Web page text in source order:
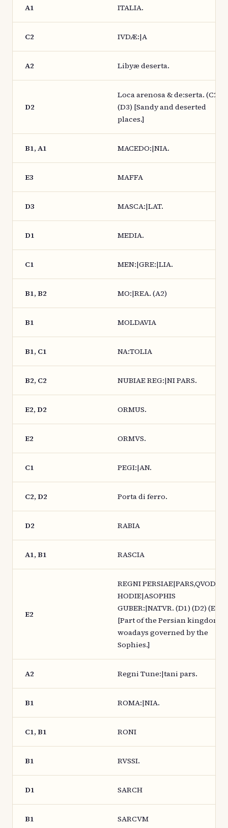
A1 ITALIA.
C2 IVDÆ:|A
A2 Libyæ deserta.
D2
Loca arenosa & de:serta. (C2)
(D3) [Sandy and deserted
places.]
B1, A1 MACEDO:|NIA.
E3 MAFFA
D3 MASCA:|LAT.
D1 MEDIA.
C1 MEN:|GRE:|LIA.
B1, B2 MO:|REA. (A2)
B1 MOLDAVIA
B1, C1 NA:TOLIA
B2, C2 NUBIAE REG:|NI PARS.
E2, D2 ORMUS.
E2 ORMVS.
C1 PEGI:|AN.
C2, D2 Porta di ferro.
D2 RABIA
A1, B1 RASCIA
E2
REGNI PERSIAE|PARS,QVOD
HODIE|ASOPHIS
GUBER:|NATVR. (D1) (D2) (E1)
[Part of the Persian kingdom,
woadays governed by the
Sophies.]
A2 Regni Tune:|tani pars.
B1 ROMA:|NIA.
C1, B1 RONI
B1 RVSSI.
D1 SARCH
B1 SARCVM